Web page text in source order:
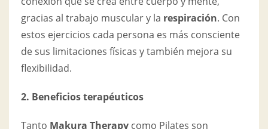
gracias al trabajo muscular y la respiración. Con
estos ejercicios cada persona es más consciente
de sus limitaciones físicas y también mejora su
flexibilidad.
2. Beneficios terapéuticos
Tanto Makura Therapy como Pilates son